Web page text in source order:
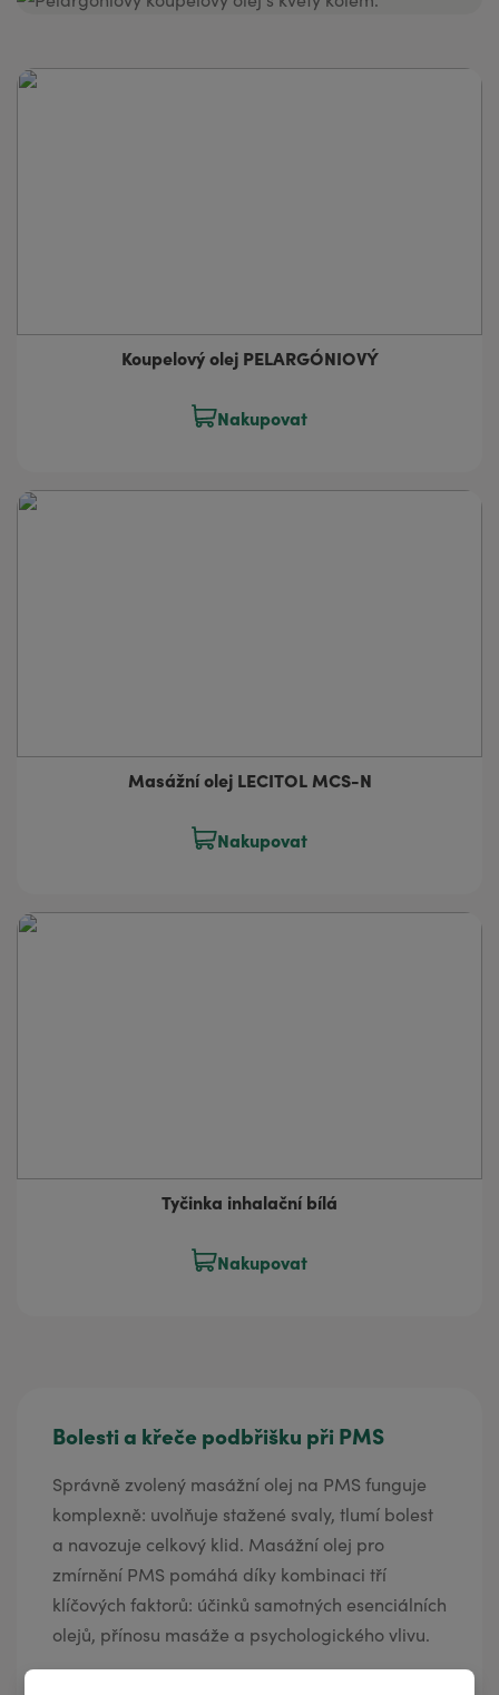
Koupelový olej PELARGÓNIOVÝ
Nakupovat
Masážní olej LECITOL MCS-N
Nakupovat
Tyčinka inhalační bílá
Nakupovat
Bolesti a křeče podbřišku při PMS
Správně zvolený masážní olej na PMS funguje
komplexně: uvolňuje stažené svaly, tlumí bolest
a navozuje celkový klid. Masážní olej pro
zmírnění PMS pomáhá díky kombinaci tří
klíčových faktorů: účinků samotných esenciálních
olejů, přínosu masáže a psychologického vlivu.